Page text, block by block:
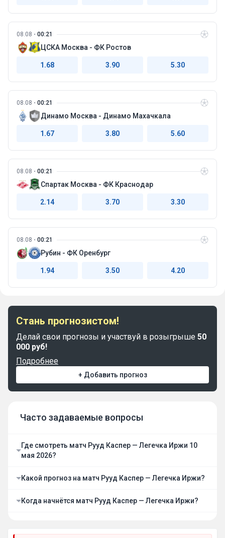
08.08 00:21
ЦСКА Москва - ФК Ростов
1.68 3.90 5.30
08.08 00:21
Динамо Москва - Динамо Махачкала
1.67 3.80 5.60
08.08 00:21
Спартак Москва - ФК Краснодар
2.14 3.70 3.30
08.08 00:21
Рубин - ФК Оренбург
1.94 3.50 4.20
Стань прогнозистом!
Делай свои прогнозы и участвуй в розыгрыше 50
000 руб!
Подробнее
+ Добавить прогноз
Часто задаваемые вопросы
Где смотреть матч Рууд Каспер — Легечка Иржи 10
мая 2026?
Какой прогноз на матч Рууд Каспер — Легечка Иржи?
Когда начнётся матч Рууд Каспер — Легечка Иржи?